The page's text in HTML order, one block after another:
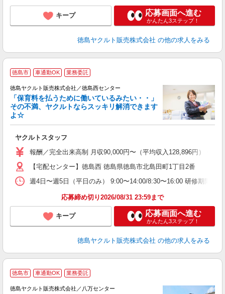
キープ 応募画面へ進む
かんたん3ステップ！
徳島ヤクルト販売株式会社 の他の求人をみる
徳島市 車通勤OK 業務委託
徳島ヤクルト販売株式会社／徳島西センター
「保育料を払うために働いているみたい・・」
その不満、ヤクルトならスッキリ解消できます
よ☆
ヤクルトスタッフ
報酬／完全出来高制 月収90,000円〜（平均収入128,896円） ◎
【宅配センター】徳島西 徳島県徳島市北島田町1丁目2番
週4日〜週5日（平日のみ） 9:00〜14:00/8:30〜16:00 研修期間：
応募締め切り2026/08/31 23:59まで
キープ 応募画面へ進む
かんたん3ステップ！
徳島ヤクルト販売株式会社 の他の求人をみる
徳島市 車通勤OK 業務委託
徳島ヤクルト販売株式会社／八万センター